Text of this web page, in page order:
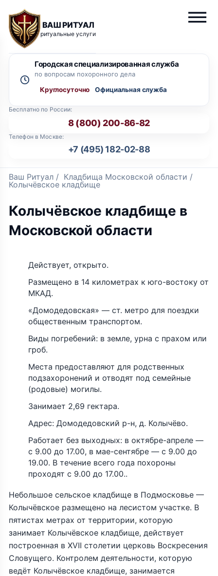
ВАШ РИТУАЛ
ритуальные услуги
Бесплатно по России:
8 (800) 200-86-82
Телефон в Москве:
+7 (495) 182-02-88
Городская специализированная служба
по вопросам похоронного дела
Круглосуточно
Ваш Ритуал / Кладбища Московской области /
Колычёвское кладбище
Колычёвское кладбище в
Московской области
Действует, открыто.
Размещено в 14 километрах к юго-востоку от
МКАД.
«Домодедовская» — ст. метро для поездки
общественным транспортом.
Виды погребений: в земле, урна с прахом или
гроб.
Места предоставляют для родственных
подзахоронений и отводят под семейные
(родовые) могилы.
Занимает 2,69 гектара.
Адрес: Домодедовский р-н, д. Колычёво.
Работает без выходных: в октябре-апреле —
с 9.00 до 17.00, в мае-сентябре — с 9.00 до
19.00. В течение всего года похороны
проходят с 9.00 до 17.00..
Небольшое сельское кладбище в Подмосковье —
Колычёвское размещено на лесистом участке. В
пятистах метрах от территории, которую
занимает Колычёвское кладбище, действует
построенная в XVII столетии церковь Воскресения
Словущего. Контролем деятельности, которую
ведёт Колычёвское кладбище, занимается